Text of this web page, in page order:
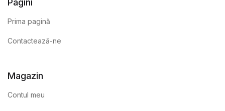
Pagini
Prima pagină
Contactează-ne
Magazin
Contul meu